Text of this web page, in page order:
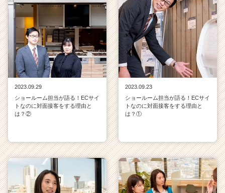
2023.09.29
ショールーム担当が語る！ECサイ
トなのに対面接客をする理由と
は？②
2023.09.23
ショールーム担当が語る！ECサイ
トなのに対面接客をする理由と
は？①